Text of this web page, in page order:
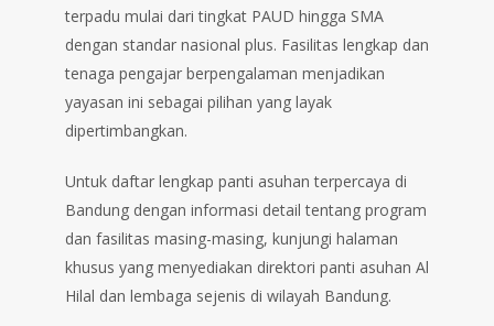
terpadu mulai dari tingkat PAUD hingga SMA
dengan standar nasional plus. Fasilitas lengkap dan
tenaga pengajar berpengalaman menjadikan
yayasan ini sebagai pilihan yang layak
dipertimbangkan.
Untuk daftar lengkap panti asuhan terpercaya di
Bandung dengan informasi detail tentang program
dan fasilitas masing-masing, kunjungi halaman
khusus yang menyediakan direktori panti asuhan Al
Hilal dan lembaga sejenis di wilayah Bandung.